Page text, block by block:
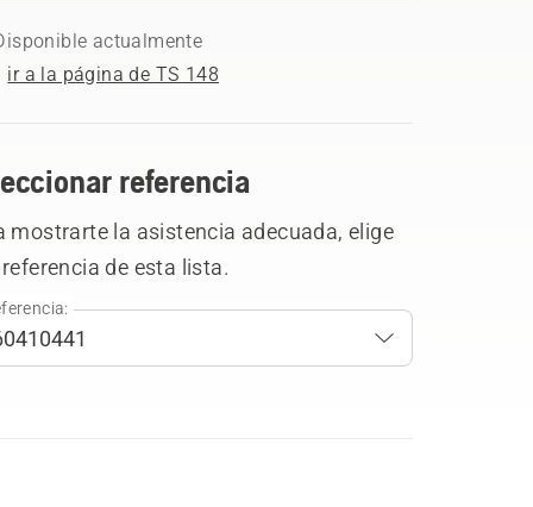
actualmente
ir a la página de TS 148
referencia
mostrarte la asistencia adecuada, elige
de esta lista.